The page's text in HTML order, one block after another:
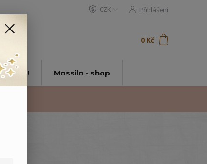
CZK Přihlášení
0 Kč
Mossilo - shop